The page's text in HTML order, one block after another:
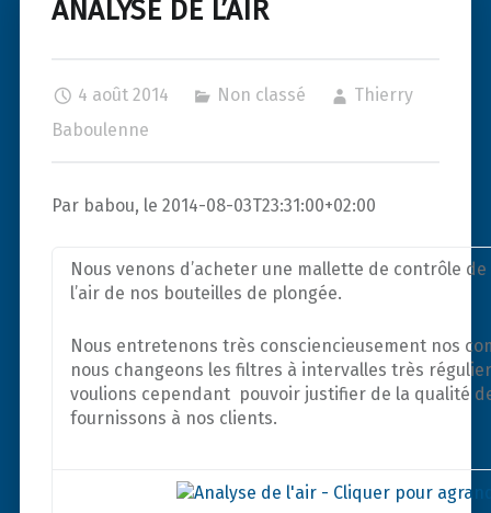
ANALYSE DE L’AIR
4 août 2014 Non classé
Thierry
Baboulenne
Par babou, le 2014-08-03T23:31:00+02:00
Nous venons d’acheter une mallette de contrôle
l’air de nos bouteilles de plongée.
Nous entretenons très consciencieusement nos
nous changeons les filtres à intervalles très
voulions cependant pouvoir justifier de la qualité
fournissons à nos clients.